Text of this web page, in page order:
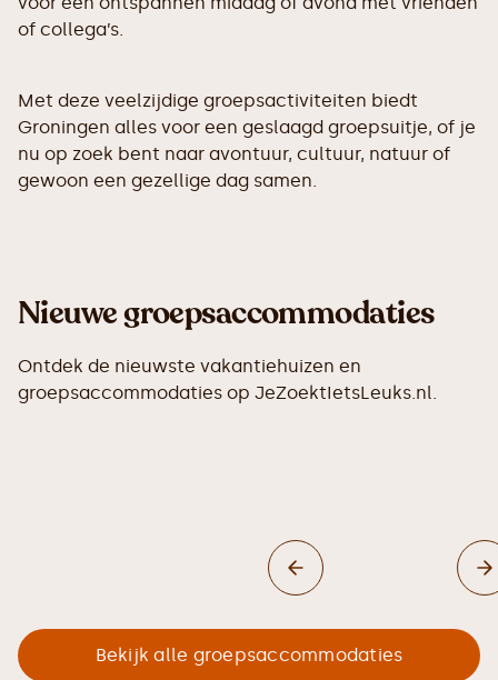
of collega’s.
Met deze veelzijdige groepsactiviteiten biedt
Groningen alles voor een geslaagd groepsuitje, of je
nu op zoek bent naar avontuur, cultuur, natuur of
gewoon een gezellige dag samen.
Nieuwe groepsaccommodaties
Ontdek de nieuwste vakantiehuizen en
groepsaccommodaties op JeZoektIetsLeuks.nl.
Bekijk alle groepsaccommodaties